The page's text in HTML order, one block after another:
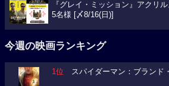
『グレイ・ミッション』アクリ
5名様 [〆8/16(日)]
今週の映画ランキング
1位 スパイダーマン：ブランド